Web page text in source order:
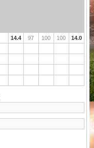
14.4 97 100 100 14.0